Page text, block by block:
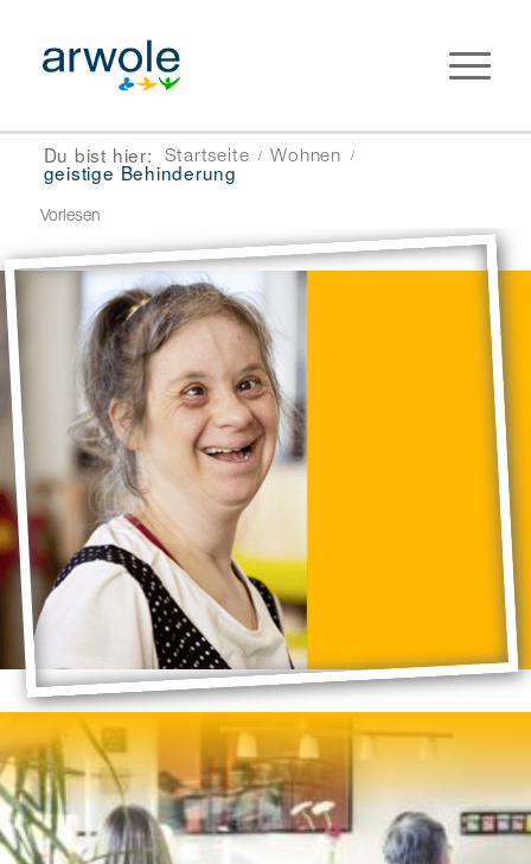
Du bist hier: Startseite / Wohnen /
geistige Behinderung
Vorlesen